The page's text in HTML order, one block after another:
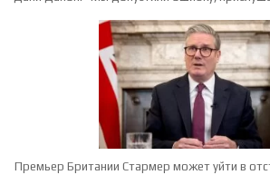
Премьер Британии Стармер может уйти в